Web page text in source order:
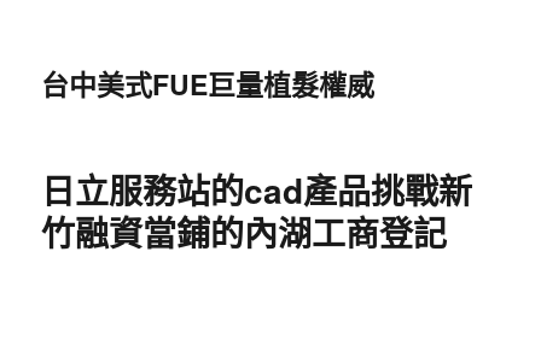
台中美式FUE巨量植髮權威
日立服務站的cad產品挑戰新
竹融資當鋪的內湖工商登記